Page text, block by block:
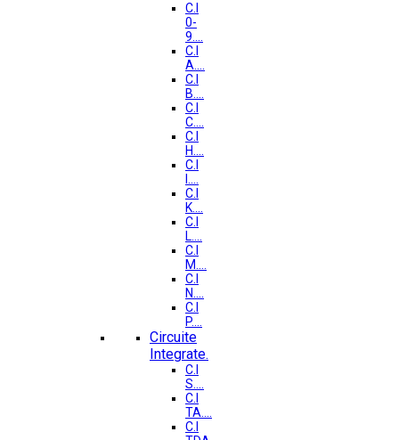
C.I
0-
9....
C.I
A....
C.I
B....
C.I
C....
C.I
H....
C.I
C.I
K....
C.I
L....
C.I
M....
C.I
N....
C.I
P....
Circuite
Integrate.
C.I
S....
C.I
TA....
C.I